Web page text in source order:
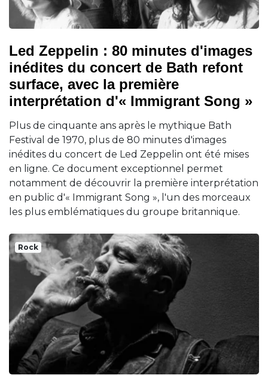
Led Zeppelin : 80 minutes d'images
inédites du concert de Bath refont
surface, avec la première
interprétation d'« Immigrant Song »
Plus de cinquante ans après le mythique Bath
Festival de 1970, plus de 80 minutes d'images
inédites du concert de Led Zeppelin ont été mises
en ligne. Ce document exceptionnel permet
notamment de découvrir la première interprétation
en public d'« Immigrant Song », l'un des morceaux
les plus emblématiques du groupe britannique.
Rock